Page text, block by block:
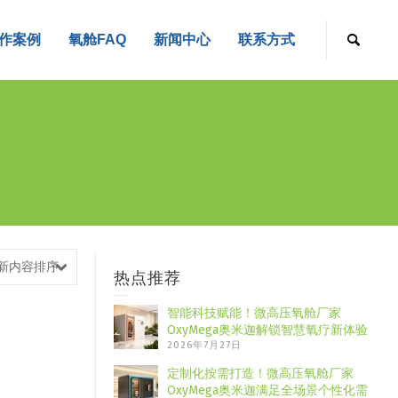
案例 氧舱FAQ 新闻中心 联系方式
内容排序
热点推荐
智能科技赋能！微高压氧舱厂家
OxyMega奥米迦解锁智慧氧疗新体验
2026年7月27日
定制化按需打造！微高压氧舱厂家
OxyMega奥米迦满足全场景个性化需